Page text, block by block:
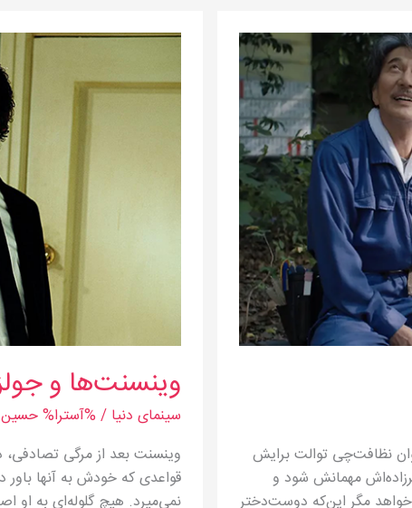
نظافت‌چی توالت برایش
مهمانش شود و
مگر این‌که دوست‌دختر
وینسنت‌ها و
سینمای دنیا / %آسترا%حسین
وینسنت بعد از مرگی تصادفی،
قواعدی كه خودش به آنها باور
نمی‌میرد. هیچ گلوله‌ای به او
وینسنت‌ها